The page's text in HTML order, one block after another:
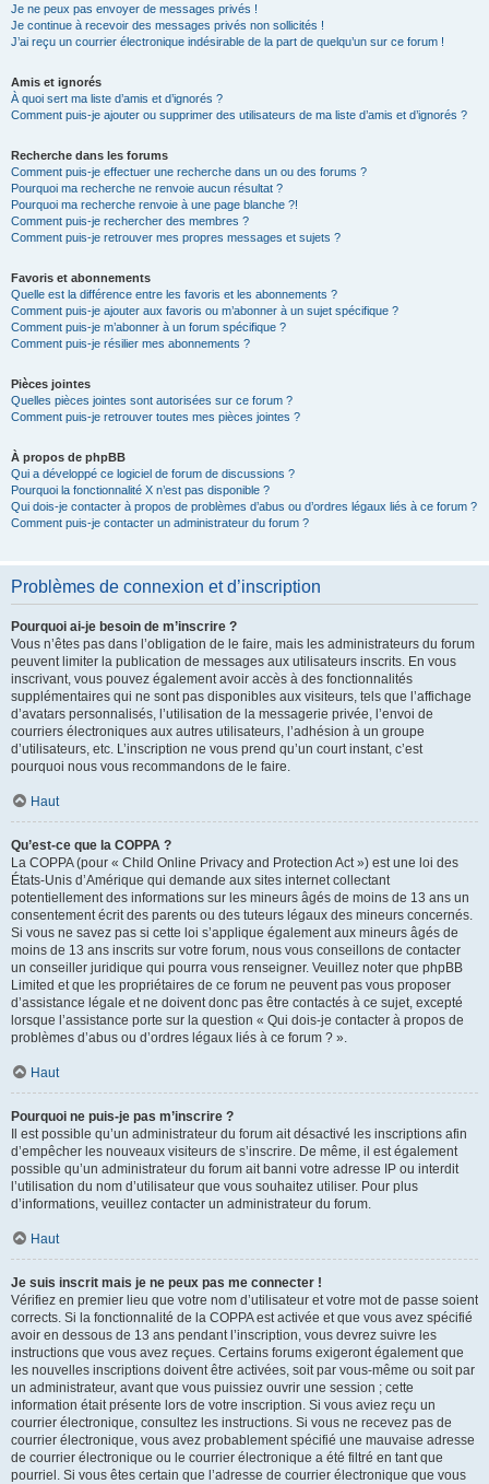
Je ne peux pas envoyer de messages privés !
Je continue à recevoir des messages privés non sollicités !
J’ai reçu un courrier électronique indésirable de la part de quelqu’un sur ce forum !
Amis et ignorés
À quoi sert ma liste d’amis et d’ignorés ?
Comment puis-je ajouter ou supprimer des utilisateurs de ma liste d’amis et d’ignorés ?
Recherche dans les forums
Comment puis-je effectuer une recherche dans un ou des forums ?
Pourquoi ma recherche ne renvoie aucun résultat ?
Pourquoi ma recherche renvoie à une page blanche ?!
Comment puis-je rechercher des membres ?
Comment puis-je retrouver mes propres messages et sujets ?
Favoris et abonnements
Quelle est la différence entre les favoris et les abonnements ?
Comment puis-je ajouter aux favoris ou m’abonner à un sujet spécifique ?
Comment puis-je m’abonner à un forum spécifique ?
Comment puis-je résilier mes abonnements ?
Pièces jointes
Quelles pièces jointes sont autorisées sur ce forum ?
Comment puis-je retrouver toutes mes pièces jointes ?
À propos de phpBB
Qui a développé ce logiciel de forum de discussions ?
Pourquoi la fonctionnalité X n’est pas disponible ?
Qui dois-je contacter à propos de problèmes d’abus ou d’ordres légaux liés à ce forum ?
Comment puis-je contacter un administrateur du forum ?
Problèmes de connexion et d’inscription
Pourquoi ai-je besoin de m’inscrire ?
Vous n’êtes pas dans l’obligation de le faire, mais les administrateurs du forum
peuvent limiter la publication de messages aux utilisateurs inscrits. En vous
inscrivant, vous pouvez également avoir accès à des fonctionnalités
supplémentaires qui ne sont pas disponibles aux visiteurs, tels que l’affichage
d’avatars personnalisés, l’utilisation de la messagerie privée, l’envoi de
courriers électroniques aux autres utilisateurs, l’adhésion à un groupe
d’utilisateurs, etc. L’inscription ne vous prend qu’un court instant, c’est
pourquoi nous vous recommandons de le faire.
Haut
Qu’est-ce que la COPPA ?
La COPPA (pour « Child Online Privacy and Protection Act ») est une loi des
États-Unis d’Amérique qui demande aux sites internet collectant
potentiellement des informations sur les mineurs âgés de moins de 13 ans un
consentement écrit des parents ou des tuteurs légaux des mineurs concernés.
Si vous ne savez pas si cette loi s’applique également aux mineurs âgés de
moins de 13 ans inscrits sur votre forum, nous vous conseillons de contacter
un conseiller juridique qui pourra vous renseigner. Veuillez noter que phpBB
Limited et que les propriétaires de ce forum ne peuvent pas vous proposer
d’assistance légale et ne doivent donc pas être contactés à ce sujet, excepté
lorsque l’assistance porte sur la question « Qui dois-je contacter à propos de
problèmes d’abus ou d’ordres légaux liés à ce forum ? ».
Haut
Pourquoi ne puis-je pas m’inscrire ?
Il est possible qu’un administrateur du forum ait désactivé les inscriptions afin
d’empêcher les nouveaux visiteurs de s’inscrire. De même, il est également
possible qu’un administrateur du forum ait banni votre adresse IP ou interdit
l’utilisation du nom d’utilisateur que vous souhaitez utiliser. Pour plus
d’informations, veuillez contacter un administrateur du forum.
Haut
Je suis inscrit mais je ne peux pas me connecter !
Vérifiez en premier lieu que votre nom d’utilisateur et votre mot de passe soient
corrects. Si la fonctionnalité de la COPPA est activée et que vous avez spécifié
avoir en dessous de 13 ans pendant l’inscription, vous devrez suivre les
instructions que vous avez reçues. Certains forums exigeront également que
les nouvelles inscriptions doivent être activées, soit par vous-même ou soit par
un administrateur, avant que vous puissiez ouvrir une session ; cette
information était présente lors de votre inscription. Si vous aviez reçu un
courrier électronique, consultez les instructions. Si vous ne recevez pas de
courrier électronique, vous avez probablement spécifié une mauvaise adresse
de courrier électronique ou le courrier électronique a été filtré en tant que
pourriel. Si vous êtes certain que l’adresse de courrier électronique que vous